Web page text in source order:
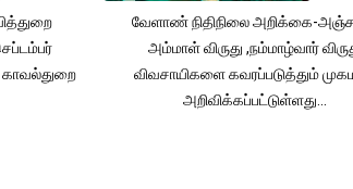
வேளாண் நிதிநிலை அறிக்கை-
அம்மாள் விருது ,நம்மாழ்வார்
விவசாயிகளை கவரப்படுத்தும்
அறிவிக்கப்பட்டுள்ளது...